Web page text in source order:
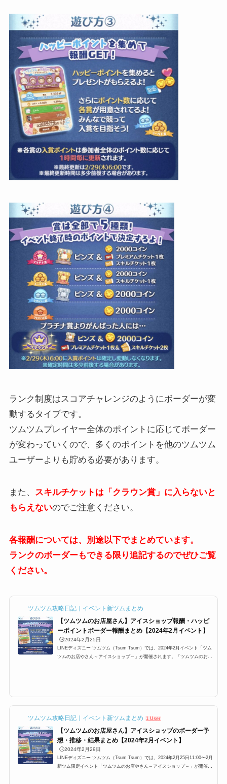
ランク制度はスコアチャレンジのようにボーダーが変
動するタイプです。
ツムツムプレイヤー全体のポイントに応じてボーダー
が変わっていくので、多くのポイントを他のツムツム
ユーザーよりも貯める必要があります。
また、 スキルチケットは「クラウン賞」に入らないと
もらえないのでご注意ください。
各報酬については、別途以下でまとめています。
ランクのボーダーもできる限り追記するのでぜひご覧
ください。
ツムツム攻略日記｜イベント新ツムまとめ
【ツムツムのお店屋さん】アイスショップ報酬・ハッピ
ーポイントボーダー報酬まとめ【2024年2月イベント】
🕒️2024年2月25日
LINEディズニー ツムツム（Tsum Tsum）では、2024年2月イベント「ツム
ツムのお店やさん～アイスショップ～」が開催されます。「ツムツムのお店
ツムツム攻略日記｜イベント新ツムまとめ 1 User
【ツムツムのお店屋さん】アイスショップのボーダー予
想・推移・結果まとめ【2024年2月イベント】
🕒️2024年2月29日
LINEディズニー ツムツム（Tsum Tsum）では、2024年2月25日11:00〜2月
新ツム限定イベント「ツムツムのお店やさん～アイスショップ～」が開催さ